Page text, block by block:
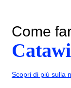
Come
Scopri di più sulla